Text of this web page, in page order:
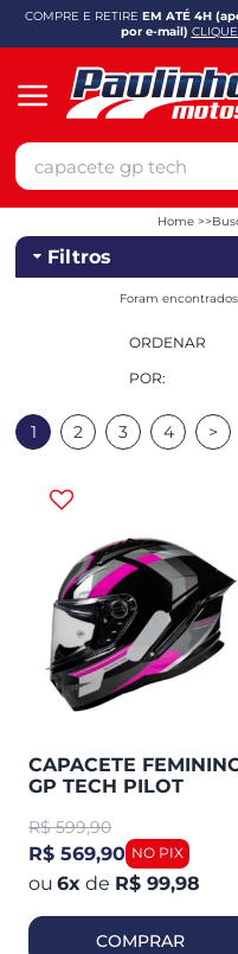
COMPRE E RETIRE EM ATÉ 4H
por e-mail)
Home
Filtros
Foram encontrados
ORDENAR
POR:
1 2 3 4 >
CAPACETE
GP TECH PILOT
R$ 599,90
R$ 569,90
6x de R$ 99,98
COMPRAR